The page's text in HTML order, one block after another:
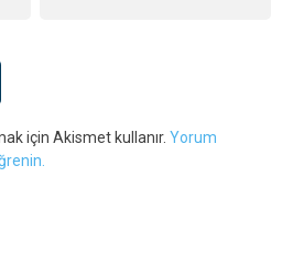
için Akismet kullanır. Yorum